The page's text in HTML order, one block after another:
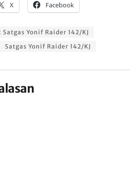
X Facebook
Satgas Yonif Raider 142/KJ
Satgas Yonif Raider 142/KJ